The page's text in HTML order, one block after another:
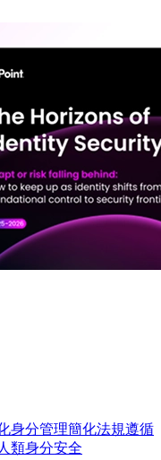
身分管理簡化法規遵循
類身分安全